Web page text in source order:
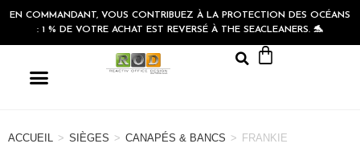
EN COMMANDANT, VOUS CONTRIBUEZ À LA PROTECTION DES OCÉANS
: 1 % DE VOTRE ACHAT EST REVERSÉ À THE SEACLEANERS. 🐬
ACCUEIL > SIÈGES > CANAPÉS & BANCS > FRANKIE